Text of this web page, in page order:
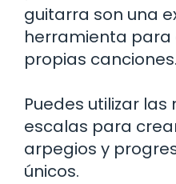
guitarra son una
herramienta para
propias canciones.
Puedes utilizar
escalas para
arpegios y
únicos.